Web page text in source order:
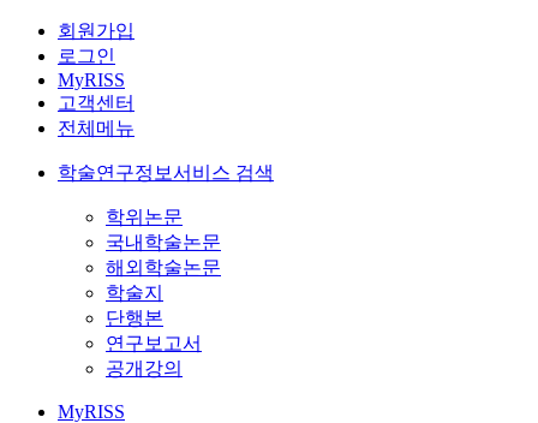
회원가입
로그인
MyRISS
고객센터
전체메뉴
학술연구정보서비스 검색
학위논문
국내학술논문
해외학술논문
학술지
단행본
연구보고서
공개강의
MyRISS